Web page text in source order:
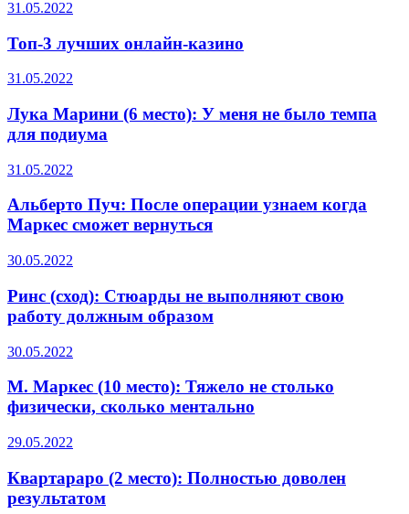
31.05.2022
Топ-3 лучших онлайн-казино
31.05.2022
Лука Марини (6 место): У меня не было темпа
для подиума
31.05.2022
Альберто Пуч: После операции узнаем когда
Маркес сможет вернуться
30.05.2022
Ринс (сход): Стюарды не выполняют свою
работу должным образом
30.05.2022
М. Маркес (10 место): Тяжело не столько
физически, сколько ментально
29.05.2022
Квартараро (2 место): Полностью доволен
результатом